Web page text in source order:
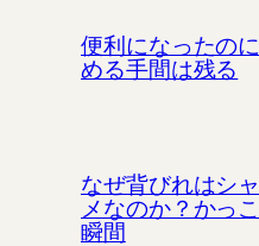
便利になったの
める手間は残る
なぜ背びれはシ
メなのか？かっ
瞬間